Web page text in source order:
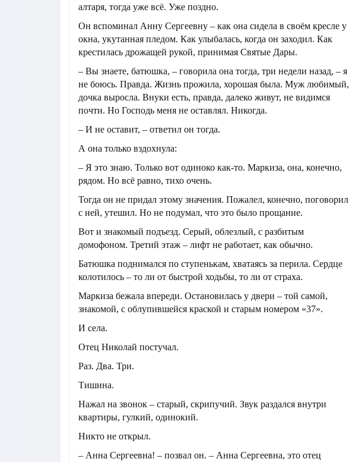
алтаря, тогда уже всё. Уже поздно.
Он вспоминал Анну Сергеевну – как она сидела в своём кресле у
окна, укутанная пледом. Как улыбалась, когда он заходил. Как
крестилась дрожащей рукой, принимая Святые Дары.
– Вы знаете, батюшка, – говорила она тогда, три недели назад, – я
не боюсь. Правда. Жизнь прожила, хорошая была. Муж любимый,
дочка выросла. Внуки есть, правда, далеко живут, не видимся
почти. Но Господь меня не оставлял. Никогда.
– И не оставит, – ответил он тогда.
А она только вздохнула:
– Я это знаю. Только вот одиноко как-то. Маркиза, она, конечно,
рядом. Но всё равно, тихо очень.
Тогда он не придал этому значения. Пожалел, конечно, поговорил
с ней, утешил. Но не подумал, что это было прощание.
Вот и знакомый подъезд. Серый, облезлый, с разбитым
домофоном. Третий этаж – лифт не работает, как обычно.
Батюшка поднимался по ступенькам, хватаясь за перила. Сердце
колотилось – то ли от быстрой ходьбы, то ли от страха.
Маркиза бежала впереди. Остановилась у двери – той самой,
знакомой, с облупившейся краской и старым номером «37».
И села.
Отец Николай постучал.
Раз. Два. Три.
Тишина.
Нажал на звонок – старый, скрипучий. Звук раздался внутри
квартиры, гулкий, одинокий.
Никто не открыл.
– Анна Сергеевна! – позвал он. – Анна Сергеевна, это отец